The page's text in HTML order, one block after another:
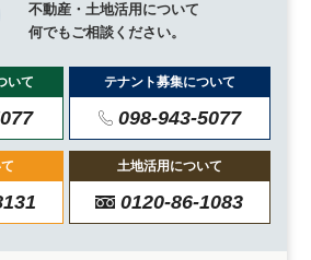
不動産・土地活用について
何でもご相談ください。
いて テナント募集について
098-943-5077
土地活用について
0120-86-1083